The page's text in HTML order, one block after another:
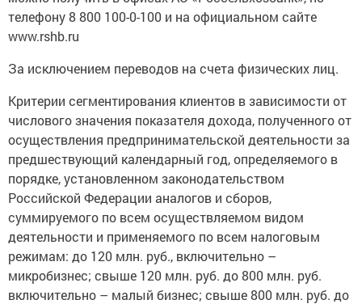
телефону 8 800 100-0-100 и на официальном сайте
www.rshb.ru
За исключением переводов на счета физических лиц.
Критерии сегментирования клиентов в зависимости от
числового значения показателя дохода, полученного от
осуществления предпринимательской деятельности за
предшествующий календарный год, определяемого в
порядке, установленном законодательством
Российской Федерации аналогов и сборов,
суммируемого по всем осуществляемом видом
деятельности и применяемого по всем налоговым
режимам: до 120 млн. руб., включительно –
микробизнес; свыше 120 млн. руб. до 800 млн. руб.
включительно – малый бизнес; свыше 800 млн. руб. до